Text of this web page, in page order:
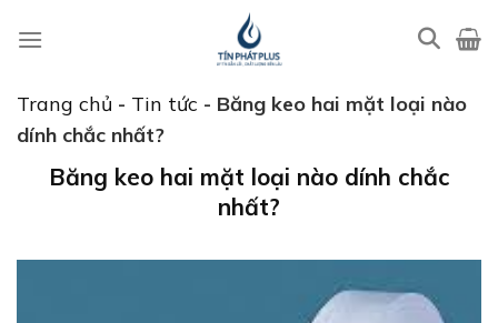
qua
dungTrang chủ - Tin tức - Băng keo hai mặt loại nào
dính chắc nhất?
Băng keo hai mặt loại nào dính chắc
nhất?